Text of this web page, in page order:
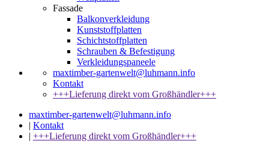
Fassade
Balkonverkleidung
Kunststoffplatten
Schichtstoffplatten
Schrauben & Befestigung
Verkleidungspaneele
maxtimber-gartenwelt@luhmann.info
Kontakt
+++Lieferung direkt vom Großhändler+++
maxtimber-gartenwelt@luhmann.info
| Kontakt
| +++Lieferung direkt vom Großhändler+++